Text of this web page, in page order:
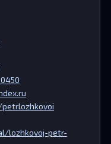
lozhkovoj-petr-